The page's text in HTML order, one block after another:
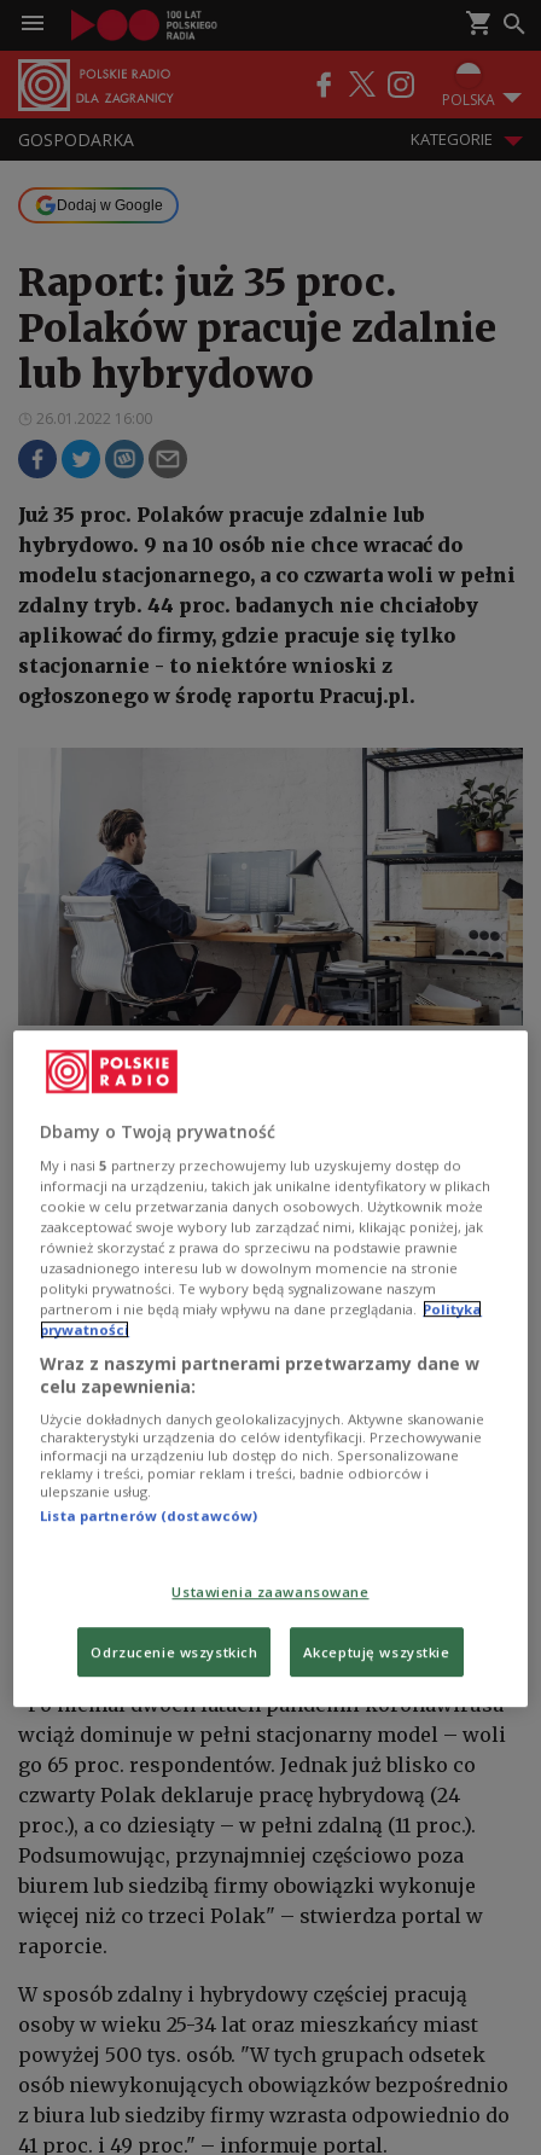
POLSKA
GOSPODARKA KATEGORIE
Dodaj w Google
Raport: już 35 proc.
Polaków pracuje zdalnie
lub hybrydowo
26.01.2022 16:00
Już 35 proc. Polaków pracuje zdalnie lub
hybrydowo. 9 na 10 osób nie chce wracać do
modelu stacjonarnego, a co czwarta woli w pełni
zdalny tryb. 44 proc. badanych nie chciałoby
aplikować do firmy, gdzie pracuje się tylko
stacjonarnie - to niektóre wnioski z
ogłoszonego w środę raportu Pracuj.pl.
Adam Niedzielski poinformował o wprowadzeniu obowiązku pracy
zdanej w administracji publicznej
codzienności. W ten sposób pracuje już 35 proc.
Polaków – twierdzi w raporcie ogłoszonym w
środę portal Pracuj.pl.
"Pracownicy +hybrydowi+ najchętniej spotykają
się w biurach w poniedziałki. Dziś większość z nich
nie wyobraża sobie pełnego powrotu do biur. 9 na
10 nie chce wracać do modelu stacjonarnego, ale
tylko co czwarty preferuje w pełni zdalny tryb" –
informuje.
W raporcie podkreślono, że odwrotu od zmian już
nie ma, ponieważ większość badanych zwraca
91 proc. pracujących hybrydowo lub zdalnie chce
kontynuować ten model. Praca hybrydowa ma być
preferowanym modelem także po pandemii.
"Po niemal dwóch latach pandemii koronawirusa
wciąż dominuje w pełni stacjonarny model – woli
go 65 proc. respondentów. Jednak już blisko co
czwarty Polak deklaruje pracę hybrydową (24
proc.), a co dziesiąty – w pełni zdalną (11 proc.).
Podsumowując, przynajmniej częściowo poza
biurem lub siedzibą firmy obowiązki wykonuje
więcej niż co trzeci Polak" – stwierdza portal w
raporcie.
W sposób zdalny i hybrydowy częściej pracują
osoby w wieku 25-34 lat oraz mieszkańcy miast
powyżej 500 tys. osób. "W tych grupach odsetek
osób niewykonujących obowiązków bezpośrednio
z biura lub siedziby firmy wzrasta odpowiednio do
41 proc. i 49 proc." – informuje portal.
Dbamy o Twoją prywatność
My i nasi5 partnerzy przechowujemy lub uzyskujemy dostęp do
informacji na urządzeniu, takich jak unikalne identyfikatory w plikach
cookie w celu przetwarzania danych osobowych. Użytkownik może
zaakceptować swoje wybory lub zarządzać nimi, klikając poniżej, jak
również skorzystać z prawa do sprzeciwu na podstawie prawnie
uzasadnionego interesu lub w dowolnym momencie na stronie
polityki prywatności. Te wybory będą sygnalizowane naszym
partnerom i nie będą miały wpływu na dane przeglądania.
Polityka
prywatności
Wraz z naszymi partnerami przetwarzamy dane w
celu zapewnienia:
Użycie dokładnych danych geolokalizacyjnych. Aktywne skanowanie
charakterystyki urządzenia do celów identyfikacji. Przechowywanie
informacji na urządzeniu lub dostęp do nich. Spersonalizowane
reklamy i treści, pomiar reklam i treści, badnie odbiorców i
ulepszanie usług.
Lista partnerów (dostawców)
Ustawienia zaawansowane
Odrzucenie wszystkich Akceptuję wszystkie